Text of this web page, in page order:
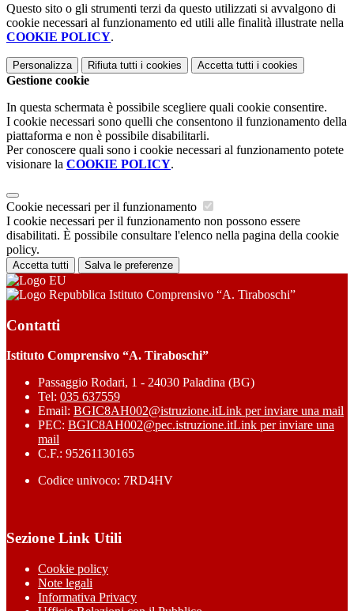
Questo sito o gli strumenti terzi da questo utilizzati si avvalgono di
cookie necessari al funzionamento ed utili alle finalità illustrate nella
COOKIE POLICY.
Personalizza Rifiuta tutti i cookies Accetta tutti i cookies
Gestione cookie
In questa schermata è possibile scegliere quali cookie consentire.
I cookie necessari sono quelli che consentono il funzionamento della
piattaforma e non è possibile disabilitarli.
Per conoscere quali sono i cookie necessari al funzionamento potete
visionare la COOKIE POLICY.
Cookie necessari per il funzionamento
I cookie necessari per il funzionamento non possono essere
disabilitati. È possibile consultare l'elenco nella pagina della cookie
policy.
Accetta tutti Salva le preferenze
Istituto Comprensivo “A. Tiraboschi”
Contatti
Istituto Comprensivo “A. Tiraboschi”
Passaggio Rodari, 1 - 24030 Paladina (BG)
Tel: 035 637559
Email: BGIC8AH002@istruzione.itLink per inviare una mail
PEC: BGIC8AH002@pec.istruzione.itLink per inviare una
mail
C.F.: 95261130165
Codice univoco: 7RD4HV
Sezione Link Utili
Cookie policy
Note legali
Informativa Privacy